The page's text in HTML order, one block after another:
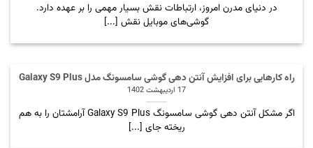
در دنیای مدرن امروز، ارتباطات نقش بسیار مهمی را بر عهده دارد.
گوشی‌های موبایل نقش [...]
راه کارهایی برای افزایش آنتن دهی گوشی سامسونگ مدل Galaxy S9 Plus
17 اردیبهشت 1402
اگر مشکل آنتن دهی گوشی سامسونگ Galaxy S9 Plus آرامشتان را به هم
ریخته جای [...]